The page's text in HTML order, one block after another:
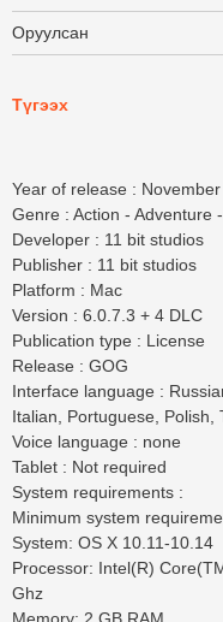
Оруулсан
Түгээх
Year of release :
Genre : Action - Adventure
Developer : 11 bit studios
Publisher : 11 bit studios
Platform : Mac
Version : 6.0.7.3 + 4 DLC
Publication type : License
Release : GOG
Interface language :
Italian, Portuguese, Polish,
Voice language : none
Tablet : Not required
System requirements :
Minimum system
System: OS X 10.11-10.14
Processor: Intel(R)
Ghz